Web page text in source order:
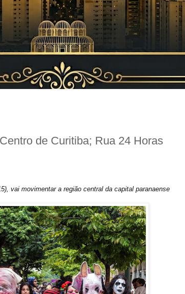
de Curitiba; Rua 24 Horas
vai movimentar a região central da capital paranaense